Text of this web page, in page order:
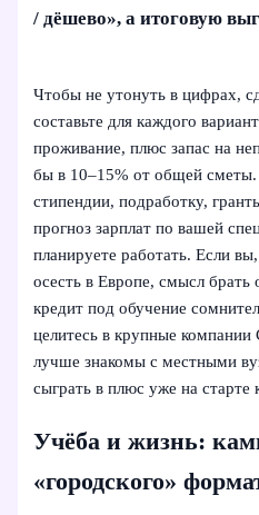
/ дёшево», а итоговую
Чтобы не утонуть в цифрах,
составьте для каждого
проживание, плюс запас на
бы в 10–15% от общей сметы.
стипендии, подработку,
прогноз зарплат по вашей
планируете работать. Если
осесть в Европе, смысл
кредит под обучение
целитесь в крупные
лучше знакомы с местными
сыграть в плюс уже на старте
Учёба и жизнь:
«городского»